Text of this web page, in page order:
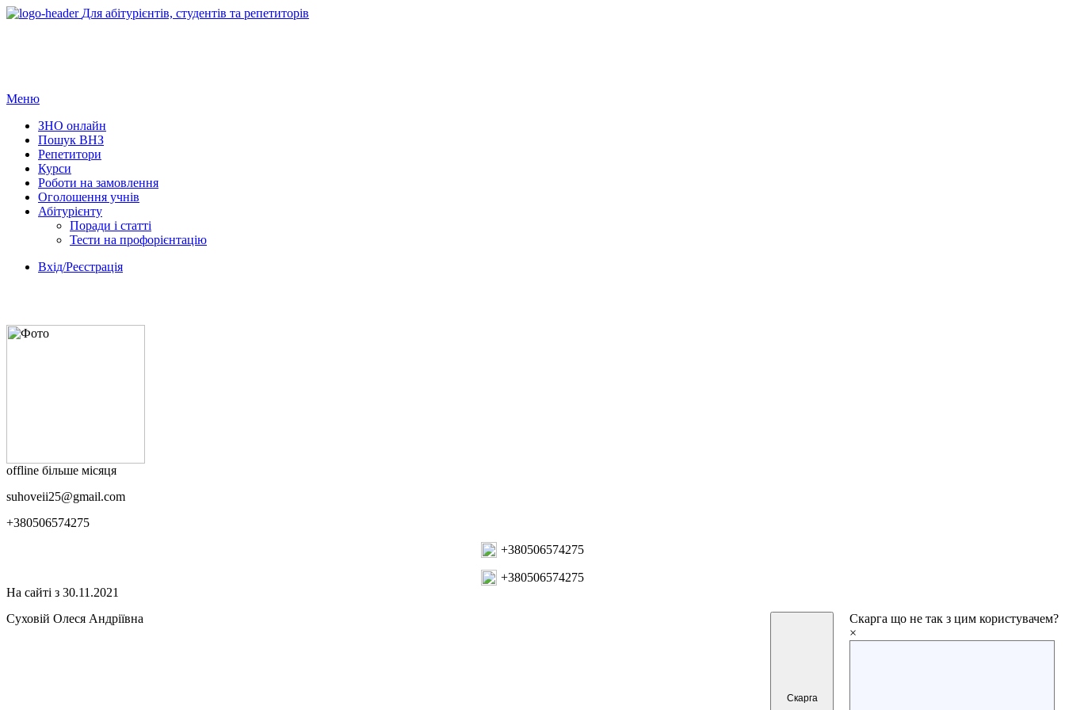
Для абітурієнтів, студентів та репетиторів
Меню
ЗНО онлайн
Пошук ВНЗ
Репетитори
Курси
Роботи на замовлення
Оголошення учнів
Абітурієнту
Поради і статті
Тести на профорієнтацію
Вхід/Реєстрація
offline більше місяця
suhoveii25@gmail.com
+380506574275
+380506574275
+380506574275
На сайті з 30.11.2021
Суховій Олеся Андріївна
Скарга
Скарга що не так з цим користувачем?
×